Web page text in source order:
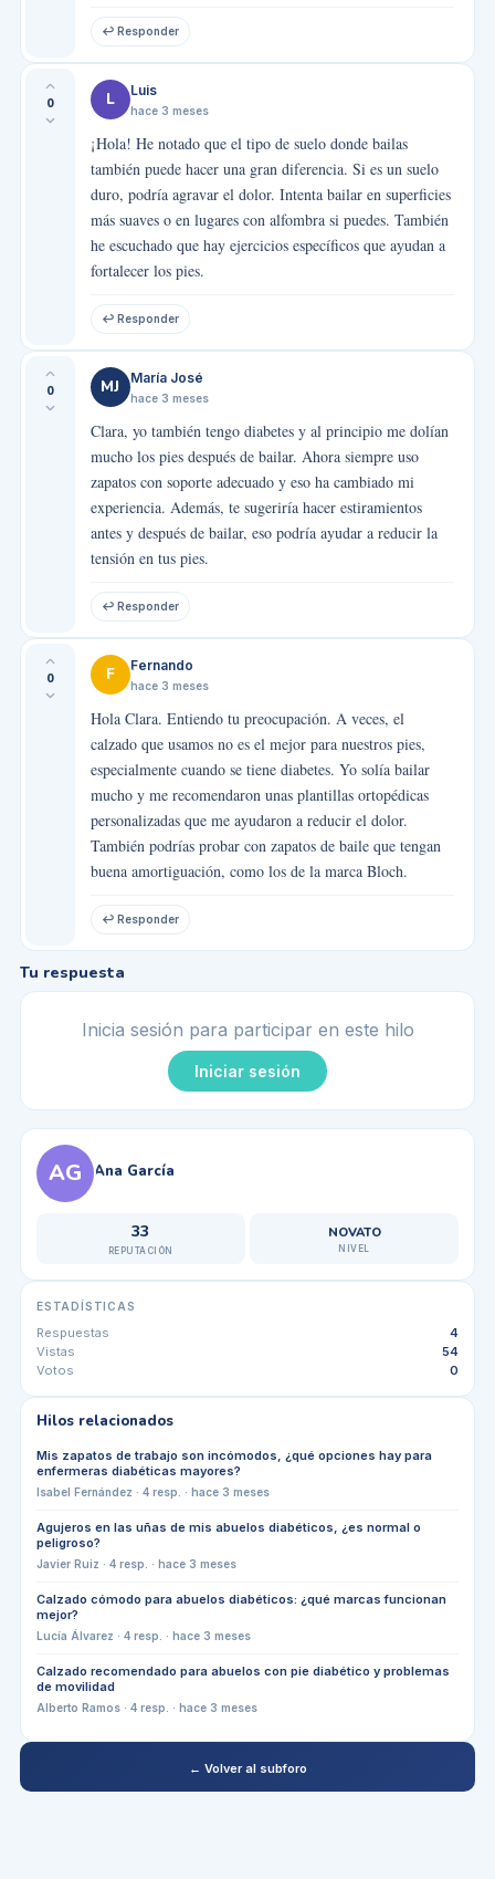
↩ Responder
0 L Luis
hace 3 meses
¡Hola! He notado que el tipo de suelo donde bailas
también puede hacer una gran diferencia. Si es un suelo
duro, podría agravar el dolor. Intenta bailar en superficies
más suaves o en lugares con alfombra si puedes. También
he escuchado que hay ejercicios específicos que ayudan a
fortalecer los pies.
↩ Responder
0 MJ María José
hace 3 meses
Clara, yo también tengo diabetes y al principio me dolían
mucho los pies después de bailar. Ahora siempre uso
zapatos con soporte adecuado y eso ha cambiado mi
experiencia. Además, te sugeriría hacer estiramientos
antes y después de bailar, eso podría ayudar a reducir la
tensión en tus pies.
↩ Responder
0 F Fernando
hace 3 meses
Hola Clara. Entiendo tu preocupación. A veces, el
calzado que usamos no es el mejor para nuestros pies,
especialmente cuando se tiene diabetes. Yo solía bailar
mucho y me recomendaron unas plantillas ortopédicas
personalizadas que me ayudaron a reducir el dolor.
También podrías probar con zapatos de baile que tengan
buena amortiguación, como los de la marca Bloch.
↩ Responder
Tu respuesta
Inicia sesión para participar en este hilo
Iniciar sesión
AG Ana García
33
REPUTACIÓN
NOVATO
NIVEL
ESTADÍSTICAS
Respuestas
4
Vistas
54
Votos
0
Hilos relacionados
Mis zapatos de trabajo son incómodos, ¿qué opciones hay para
enfermeras diabéticas mayores?
Isabel Fernández · 4resp. · hace 3 meses
Agujeros en las uñas de mis abuelos diabéticos, ¿es normal o
peligroso?
Javier Ruiz · 4resp. · hace 3 meses
Calzado cómodo para abuelos diabéticos: ¿qué marcas funcionan
mejor?
Lucía Álvarez · 4resp. · hace 3 meses
Calzado recomendado para abuelos con pie diabético y problemas
de movilidad
Alberto Ramos· 4resp. · hace 3 meses
← Volver al subforo